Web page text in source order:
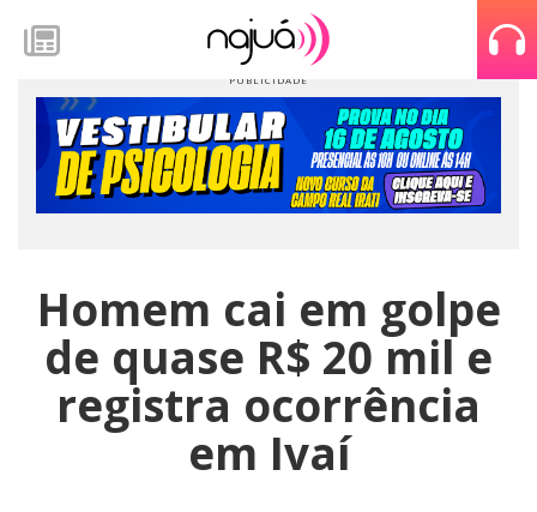
Homem cai em golpe
de quase R$ 20 mil e
registra ocorrência
em Ivaí